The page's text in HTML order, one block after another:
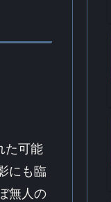
た可能
にも臨
無人の